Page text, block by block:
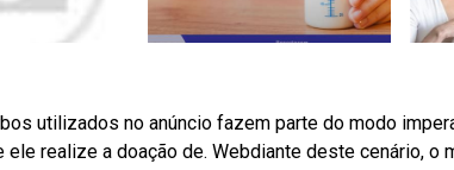
utilizados no anúncio fazem parte do modo
ele realize a doação de. Webdiante deste cenário,